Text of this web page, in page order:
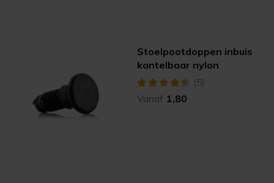
Stoelpootdoppen inbuis
kantelbaar nylon
(5)
Vanaf 1,80